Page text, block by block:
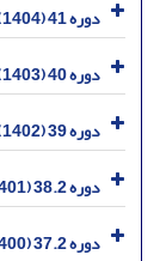
دوره 41 (1404)
دوره 40 (1403)
دوره 39 (1402)
دوره 38.2 (1401)
دوره 37.2 (1400)